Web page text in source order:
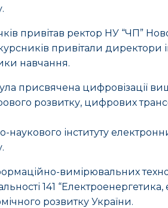
привітав ректор НУ “ЧП”
привітали директори
навчання.
присвячена цифровізації
розвитку, цифрових
наукового інституту
вимірювальних
141 “Електроенергетика,
розвитку України.